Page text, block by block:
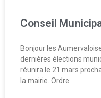
Conseil
Bonjour les
dernières élections
réunira le 21 mars
la mairie. Ordre